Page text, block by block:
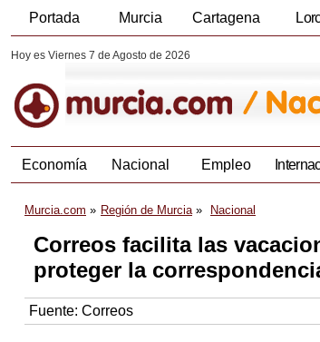
Portada Murcia Cartagena
Hoy es Viernes 7 de Agosto de 2026
Economía Nacional Empleo
Murcia.com Región de Murcia Nacional
Correos facilita las
proteger la
Fuente: Correos